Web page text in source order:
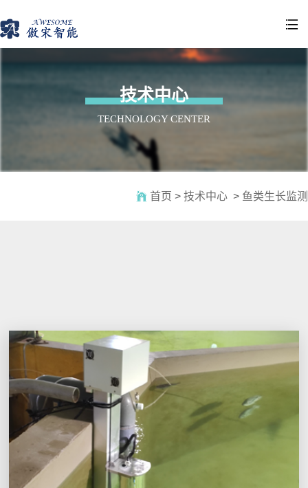

技术中心
TECHNOLOGY CENTER
 首页 > 技术中心 > 鱼类生长监测